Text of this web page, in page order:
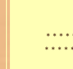
* * * *
* * * *